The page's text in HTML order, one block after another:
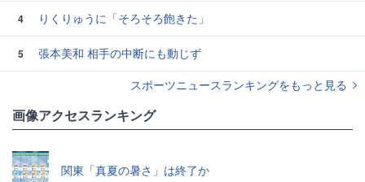
4 りくりゅうに「そろそろ飽きた」
5
張本美和 相手の中断にも動じず
スポーツニュースランキングをもっと見る
画像アクセスランキング
関東「真夏の暑さ」は終了か